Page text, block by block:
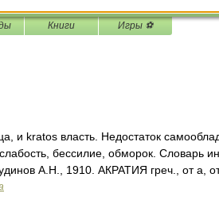
Книги Игры ⚽
и kratos власть. Недостаток
бессилие, обморок. Словарь
А.Н., 1910. АКРАТИЯ греч., от а,